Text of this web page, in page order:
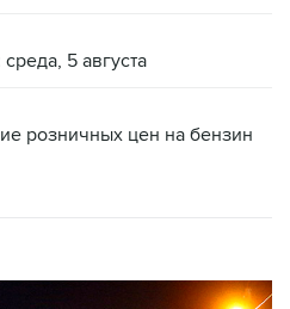
5 августа
розничных цен на бензин